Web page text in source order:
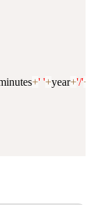
+' '+year+'/'+